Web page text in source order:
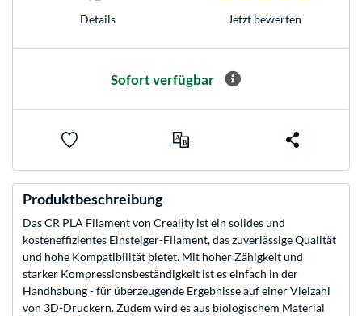
Details Jetzt bewerten
Sofort verfügbar
Produktbeschreibung
Das CR PLA Filament von Creality ist ein solides und
kosteneffizientes Einsteiger-Filament, das zuverlässige Qualität
und hohe Kompatibilität bietet. Mit hoher Zähigkeit und
starker Kompressionsbeständigkeit ist es einfach in der
Handhabung - für überzeugende Ergebnisse auf einer Vielzahl
von 3D-Druckern. Zudem wird es aus biologischem Material